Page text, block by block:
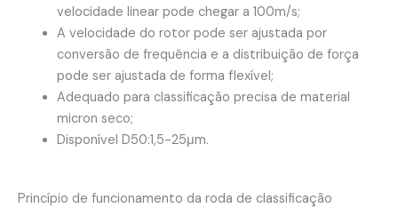
velocidade linear pode chegar a 100m/s;
A velocidade do rotor pode ser ajustada por
conversão de frequência e a distribuição de força
pode ser ajustada de forma flexível;
Adequado para classificação precisa de material
micron seco;
Disponível D50:1,5-25μm.
Princípio de funcionamento da roda de classificação